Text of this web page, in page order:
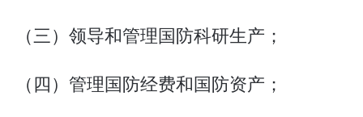
（三）领导和管理国防科研生产；
（四）管理国防经费和国防资产；